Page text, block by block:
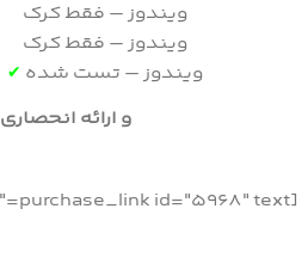
ویندوز – فقط کرک
ویندوز – فقط کرک
ویندوز – تست شده ✔
و ارائه انحصاری 23 پلاگین ETS
[purchase_link id="5968" text="افزودن به سبد خرید" style="button" color=""]